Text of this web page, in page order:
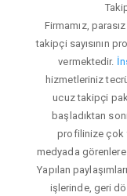
Firmamız,
takipçi sayısının
vermektedir.
hizmetleriniz
ucuz takipçi
başladıktan
profilinize çok
medyada görenlere
Yapılan
işlerinde, geri